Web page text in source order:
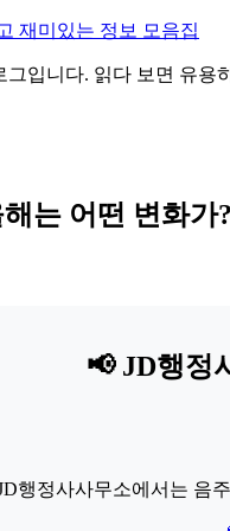
재미있는 정보 모음집
입니다. 읽다 보면 유용
는 어떤 변화가?
📢 JD행정
행정사사무소에서는 음